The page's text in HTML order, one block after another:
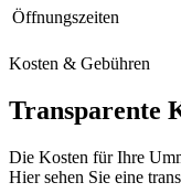
Öffnungszeiten
Kosten & Gebühren
Transparente
Die Kosten für Ihre
Hier sehen Sie eine